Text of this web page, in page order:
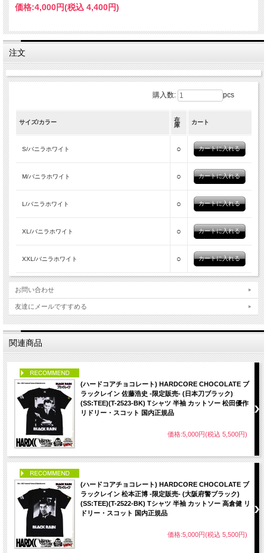
価格:4,000円(税込 4,400円)
注文
購入数: pcs
サイズ/カラー
在
庫
カート
S/バニラホワイト ○
M/バニラホワイト ○
L/バニラホワイト ○
XL/バニラホワイト ○
XXL/バニラホワイト ○
お問い合わせ
友達にメールですすめる
関連商品
(ハードコアチョコレート) HARDCORE CHOCOLATE ブ
ラックレイン 佐藤浩史 -限定販売- (日本刀ブラック)
(SS:TEE)(T-2523-BK) Tシャツ 半袖 カットソー 松田優作
リドリー・スコット 国内正規品
価格:5,000円(税込 5,500円)
(ハードコアチョコレート) HARDCORE CHOCOLATE ブ
ラックレイン 松本正博 -限定販売- (大阪府警ブラック)
(SS:TEE)(T-2522-BK) Tシャツ 半袖 カットソー 高倉健 リ
ドリー・スコット 国内正規品
価格:5,000円(税込 5,500円)